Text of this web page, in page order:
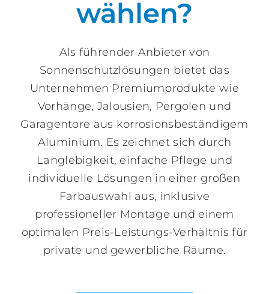
wählen?
Als führender Anbieter von
Sonnenschutzlösungen bietet das
Unternehmen Premiumprodukte wie
Vorhänge, Jalousien, Pergolen und
Garagentore aus korrosionsbeständigem
Aluminium. Es zeichnet sich durch
Langlebigkeit, einfache Pflege und
individuelle Lösungen in einer großen
Farbauswahl aus, inklusive
professioneller Montage und einem
optimalen Preis-Leistungs-Verhältnis für
private und gewerbliche Räume.